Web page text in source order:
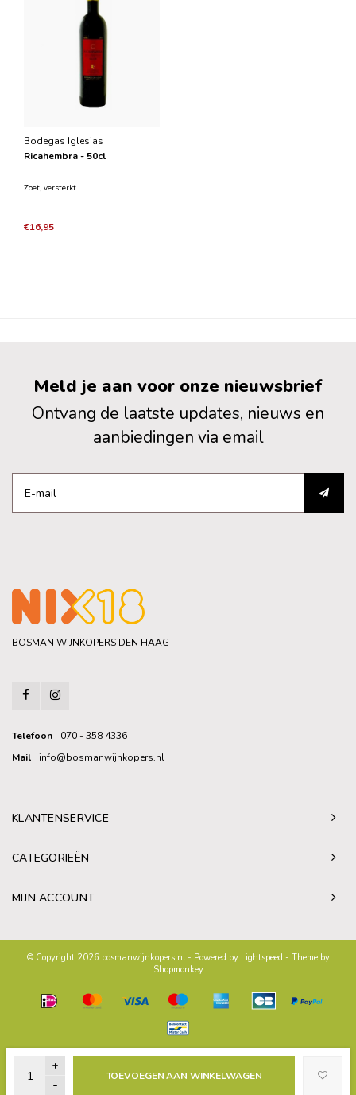
+
-
TOEVOEGEN AAN WINKELWAGEN
Bodegas Iglesias
Ricahembra - 50cl
Zoet, versterkt
€16,95
Meld je aan voor onze nieuwsbrief
Ontvang de laatste updates, nieuws en
aanbiedingen via email
BOSMAN WIJNKOPERS DEN HAAG
Telefoon
070 - 358 4336
Mail
info@bosmanwijnkopers.nl
KLANTENSERVICE
CATEGORIEËN
MIJN ACCOUNT
© Copyright 2026 bosmanwijnkopers.nl - Powered by Lightspeed - Theme by
Shopmonkey